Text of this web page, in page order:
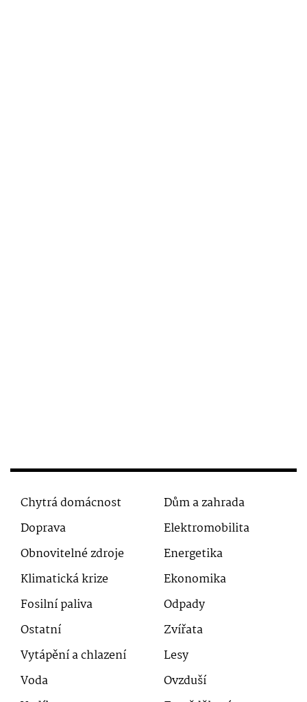
Chytrá domácnost
Dům a zahrada
Doprava
Elektromobilita
Obnovitelné zdroje
Energetika
Klimatická krize
Ekonomika
Fosilní paliva
Odpady
Ostatní
Zvířata
Vytápění a chlazení
Lesy
Voda
Ovzduší